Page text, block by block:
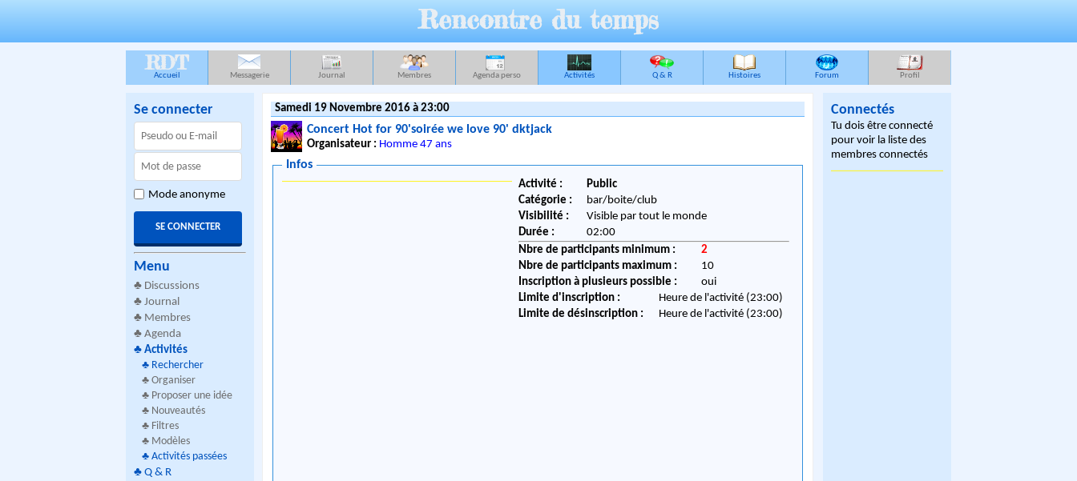
Rencontre du temps
RDT
Accueil Messagerie Journal Membres Agenda perso Activités Q & R Histoires Forum Profil
Se connecter
Mode anonyme
Menu
♣ Discussions
♣ Journal
♣ Membres
♣ Agenda
♣ Activités
♣ Rechercher
♣ Organiser
♣ Proposer une idée
♣ Nouveautés
♣ Filtres
♣ Modèles
♣ Activités passées
♣ Q & R
Samedi 19 Novembre 2016 à 23:00
Concert Hot for 90'soirée we love 90' dktjack
Organisateur : Homme 47 ans
Infos
Activité :
Public
Catégorie :
bar/boite/club
Visibilité :
Visible par tout le monde
Durée :
02:00
Nbre de participants minimum :
2
Nbre de participants maximum :
10
Inscription à plusieurs possible :
oui
Limite d'inscription :
Heure de l'activité (23:00)
Limite de désinscription :
Heure de l'activité (23:00)
Connectés
Tu dois être connecté
pour voir la liste des
membres connectés